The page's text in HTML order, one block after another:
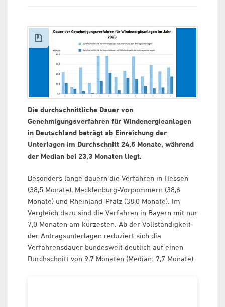
Die durchschnittliche Dauer von
Genehmigungsverfahren für Windenergieanlagen
in Deutschland beträgt ab Einreichung der
Unterlagen im Durchschnitt 24,5 Monate, während
der Median bei 23,3 Monaten liegt.
Besonders lange dauern die Verfahren in Hessen
(38,5 Monate), Mecklenburg-Vorpommern (38,6
Monate) und Rheinland-Pfalz (38,0 Monate). Im
Vergleich dazu sind die Verfahren in Bayern mit nur
7,0 Monaten am kürzesten. Ab der Vollständigkeit
der Antragsunterlagen reduziert sich die
Verfahrensdauer bundesweit deutlich auf einen
Durchschnitt von 9,7 Monaten (Median: 7,7 Monate).